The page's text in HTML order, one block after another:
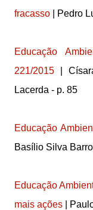
fracasso | Pedro
Educação
221/2015 |
Lacerda - p. 85
Educação
Basílio Silva
Educação
mais ações |